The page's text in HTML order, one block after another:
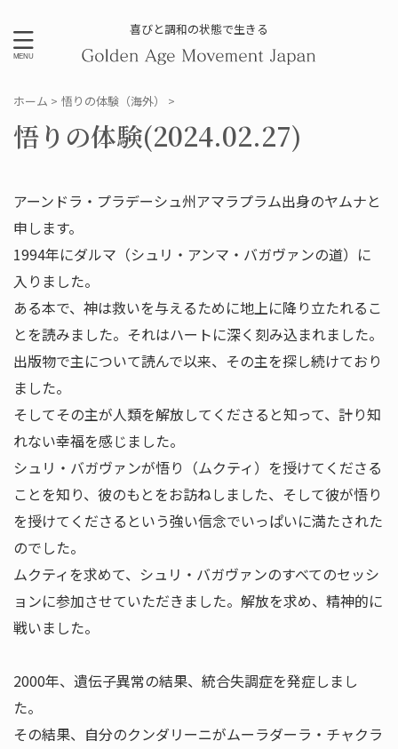
喜びと調和の状態で生きる
ホーム > 悟りの体験（海外） >
悟りの体験(2024.02.27)
アーンドラ・プラデーシュ州アマラプラム出身のヤムナと
申します。
1994年にダルマ（シュリ・アンマ・バガヴァンの道）に
入りました。
ある本で、神は救いを与えるために地上に降り立たれるこ
とを読みました。それはハートに深く刻み込まれました。
出版物で主について読んで以来、その主を探し続けており
ました。
そしてその主が人類を解放してくださると知って、計り知
れない幸福を感じました。
シュリ・バガヴァンが悟り（ムクティ）を授けてくださる
ことを知り、彼のもとをお訪ねしました、そして彼が悟り
を授けてくださるという強い信念でいっぱいに満たされた
のでした。
ムクティを求めて、シュリ・バガヴァンのすべてのセッシ
ョンに参加させていただきました。解放を求め、精神的に
戦いました。
2000年、遺伝子異常の結果、統合失調症を発症しまし
た。
その結果、自分のクンダリーニがムーラダーラ・チャクラ